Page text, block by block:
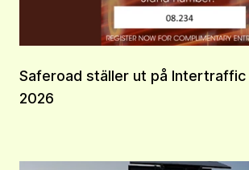
Saferoad ställer ut på
2026